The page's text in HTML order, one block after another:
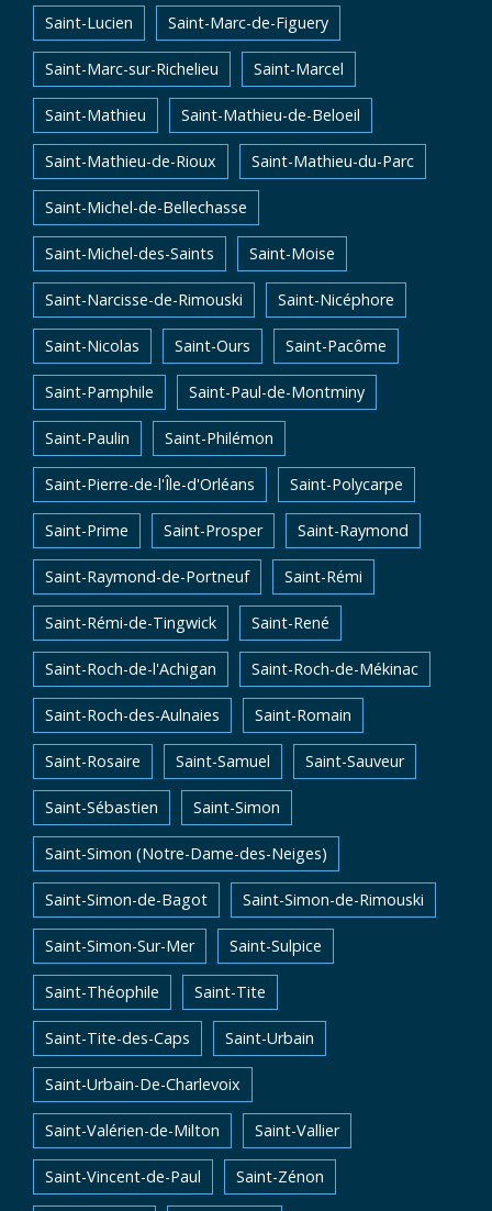
Saint-Lucien Saint-Marc-de-Figuery
Saint-Marc-sur-Richelieu Saint-Marcel
Saint-Mathieu Saint-Mathieu-de-Beloeil
Saint-Mathieu-de-Rioux Saint-Mathieu-du-Parc
Saint-Michel-de-Bellechasse
Saint-Michel-des-Saints Saint-Moise
Saint-Narcisse-de-Rimouski Saint-Nicéphore
Saint-Nicolas Saint-Ours Saint-Pacôme
Saint-Pamphile Saint-Paul-de-Montminy
Saint-Paulin Saint-Philémon
Saint-Pierre-de-l'Île-d'Orléans Saint-Polycarpe
Saint-Prime Saint-Prosper Saint-Raymond
Saint-Raymond-de-Portneuf Saint-Rémi
Saint-Rémi-de-Tingwick Saint-René
Saint-Roch-de-l'Achigan Saint-Roch-de-Mékinac
Saint-Roch-des-Aulnaies Saint-Romain
Saint-Rosaire Saint-Samuel Saint-Sauveur
Saint-Sébastien Saint-Simon
Saint-Simon (Notre-Dame-des-Neiges)
Saint-Simon-de-Bagot Saint-Simon-de-Rimouski
Saint-Simon-Sur-Mer Saint-Sulpice
Saint-Théophile Saint-Tite
Saint-Tite-des-Caps Saint-Urbain
Saint-Urbain-De-Charlevoix
Saint-Valérien-de-Milton Saint-Vallier
Saint-Vincent-de-Paul Saint-Zénon